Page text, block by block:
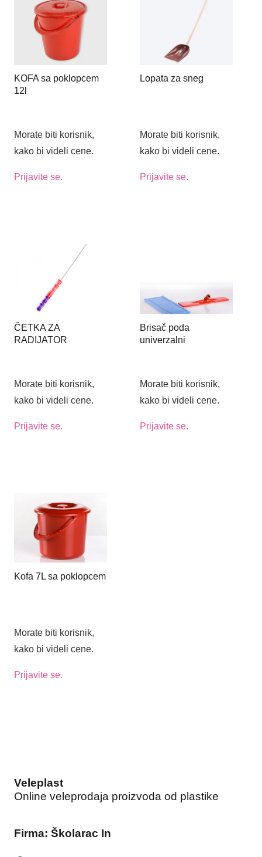
KOFA sa poklopcem
12l
Morate biti korisnik,
kako bi videli cene.
Prijavite se.
Lopata za sneg
Morate biti korisnik,
kako bi videli cene.
Prijavite se.
ČETKA ZA
RADIJATOR
Morate biti korisnik,
kako bi videli cene.
Prijavite se.
Brisač poda
univerzalni
Morate biti korisnik,
kako bi videli cene.
Prijavite se.
Kofa 7L sa poklopcem
Morate biti korisnik,
kako bi videli cene.
Prijavite se.
Veleplast
Online veleprodaja proizvoda od plastike
Firma: Školarac In